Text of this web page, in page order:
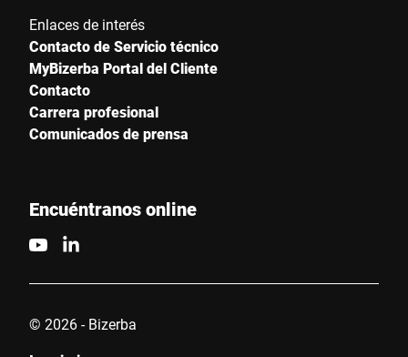
Enlaces de interés
Contacto de Servicio técnico
MyBizerba Portal del Cliente
Contacto
Carrera profesional
Comunicados de prensa
Encuéntranos online
© 2026 - Bizerba